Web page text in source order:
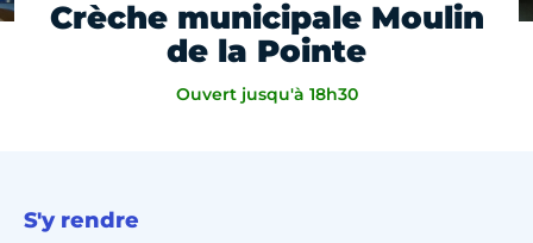
Crèche municipale Moulin
de la Pointe
Ouvert jusqu'à 18h30
S'y rendre